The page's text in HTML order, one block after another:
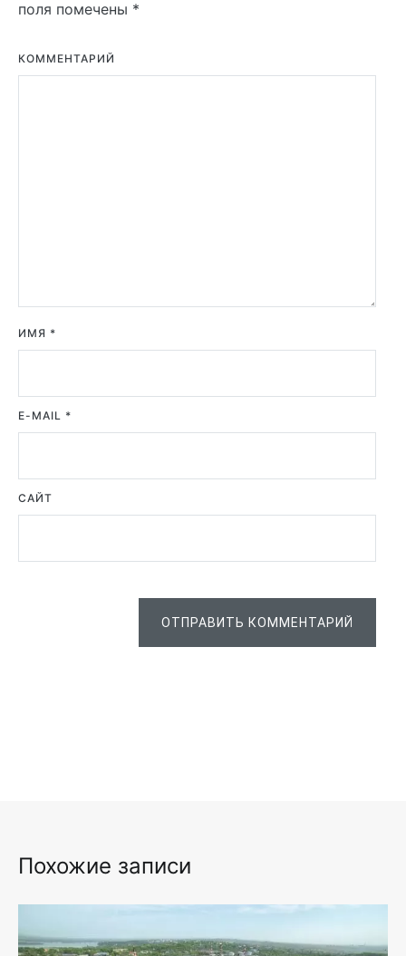
поля помечены *
КОММЕНТАРИЙ
ИМЯ *
E-MAIL *
САЙТ
ОТПРАВИТЬ КОММЕНТАРИЙ
Похожие записи